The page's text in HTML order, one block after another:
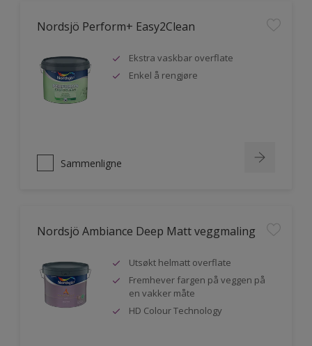
Nordsjö Perform+ Easy2Clean
Ekstra vaskbar overflate
Enkel å rengjøre
Sammenligne
Nordsjö Ambiance Deep Matt veggmaling
Utsøkt helmatt overflate
Fremhever fargen på veggen på
en vakker måte
HD Colour Technology